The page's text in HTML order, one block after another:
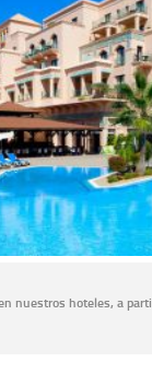
nuestros hoteles, a